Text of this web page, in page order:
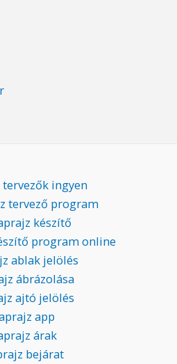
ingyen
tervező program
készítő
program online
ablak jelölés
ábrázolása
ajtó jelölés
app
árak
bejárat